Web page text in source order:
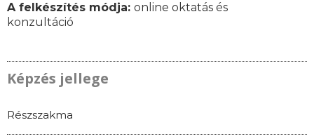
A felkészítés módja: online oktatás és
konzultáció
Képzés jellege
Részszakma